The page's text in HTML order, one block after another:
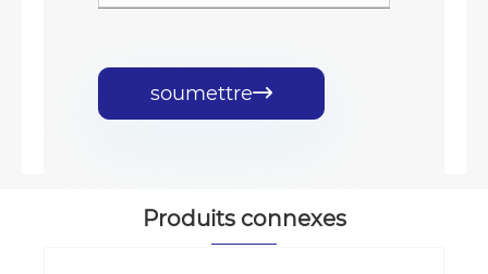
soumettre
Produits connexes